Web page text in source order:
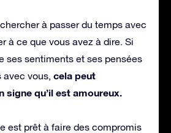
à passer du temps avec
à ce que vous avez à dire. Si
ses sentiments et ses pensées
avec vous, cela peut
signe qu’il est amoureux.
est prêt à faire des compromis